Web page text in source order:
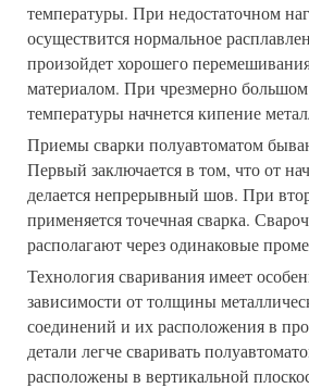
температуры. При недостаточном
осуществится нормальное
произойдет хорошего
материалом. При чрезмерно
температуры начнется кипение
Приемы сварки полуавтоматом
Первый заключается в том, что от
делается непрерывный шов. При
применяется точечная сварка.
располагают через одинаковые
Технология сваривания имеет
зависимости от толщины
соединений и их расположения в
детали легче сваривать
расположены в вертикальной